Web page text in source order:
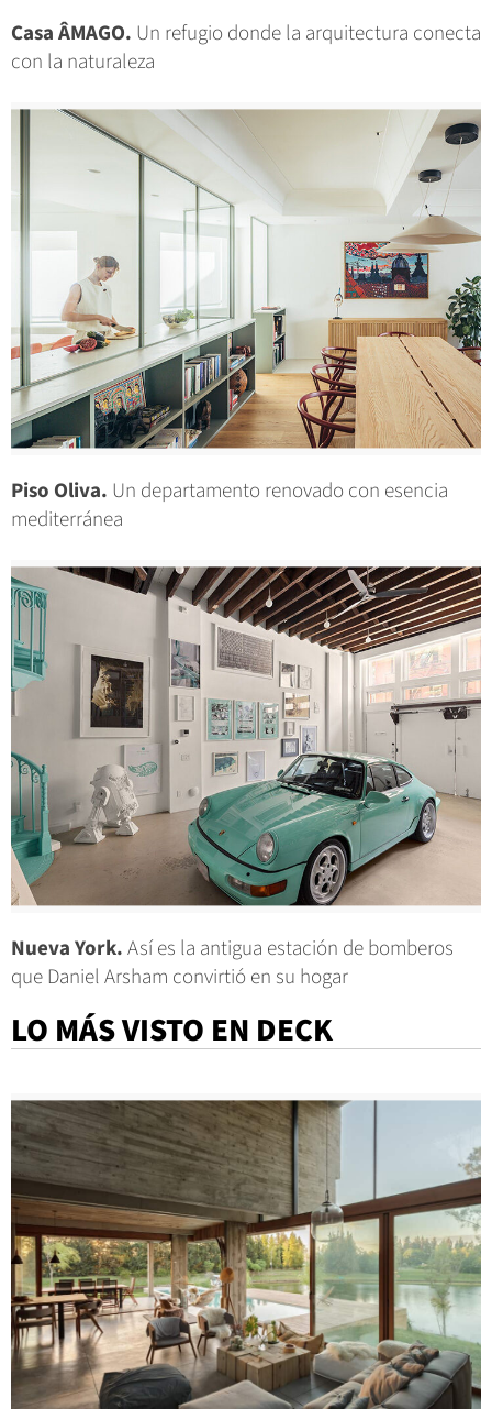
Casa ÂMAGO. Un refugio donde la arquitectura conecta
con la naturaleza
Piso Oliva. Un departamento renovado con esencia
mediterránea
Nueva York.Así es la antigua estación de bomberos
que Daniel Arsham convirtió en su hogar
LO MÁS VISTO EN DECK